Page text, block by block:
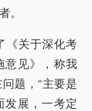
。
《关于深化考
意见》，称我
题，“主要是
发展，一考定